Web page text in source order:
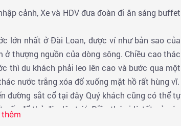
cảnh, Xe và HDV đưa đoàn đi ăn sáng buffet
lớn nhất ở Đài Loan, được ví như bản sao của
thượng nguồn của dòng sông. Chiều cao thác
thì du khách phải leo lên cao và bước qua một
nước trắng xóa đổ xuống mặt hồ rất hùng vĩ.
đường sắt cổ tại đây Quý khách cũng có thể tự
để thả đèn lên trời. Điều thú vị là tất cả các